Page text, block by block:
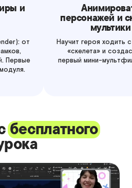
и
от
Первые
персонажей и
мультики
Научит героя ходить
«скелета» и
первый мини-
бесплатного